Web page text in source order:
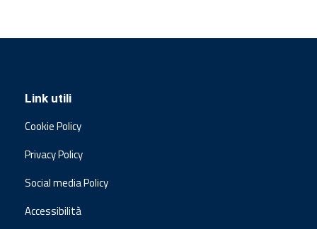
Link utili
Cookie Policy
Privacy Policy
Social media Policy
Accessibilità